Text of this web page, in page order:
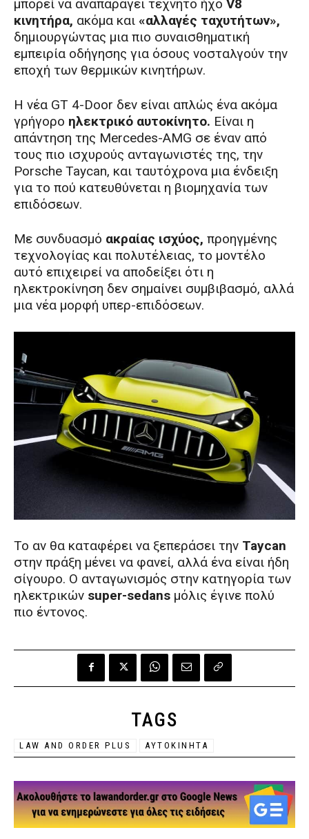
μπορεί να αναπαράγει τεχνητό ήχο V8
κινητήρα, ακόμα και «αλλαγές ταχυτήτων»,
δημιουργώντας μια πιο συναισθηματική
εμπειρία οδήγησης για όσους νοσταλγούν την
εποχή των θερμικών κινητήρων.
Η νέα GT 4-Door δεν είναι απλώς ένα ακόμα
γρήγορο ηλεκτρικό αυτοκίνητο. Είναι η
απάντηση της Mercedes-AMG σε έναν από
τους πιο ισχυρούς ανταγωνιστές της, την
Porsche Taycan, και ταυτόχρονα μια ένδειξη
για το πού κατευθύνεται η βιομηχανία των
επιδόσεων.
Με συνδυασμό ακραίας ισχύος, προηγμένης
τεχνολογίας και πολυτέλειας, το μοντέλο
αυτό επιχειρεί να αποδείξει ότι η
ηλεκτροκίνηση δεν σημαίνει συμβιβασμό, αλλά
μια νέα μορφή υπερ-επιδόσεων.
Το αν θα καταφέρει να ξεπεράσει την Taycan
στην πράξη μένει να φανεί, αλλά ένα είναι ήδη
σίγουρο. Ο ανταγωνισμός στην κατηγορία των
ηλεκτρικών super-sedans μόλις έγινε πολύ
πιο έντονος.
TAGS
LAW AND ORDER PLUS ΑΥΤΟΚΙΝΗΤΑ